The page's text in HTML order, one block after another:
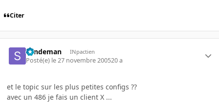
Citer
Sandeman INpactien
Posté(e) le 27 novembre 200520 a
et le topic sur les plus petites configs ??
avec un 486 je fais un client X ...